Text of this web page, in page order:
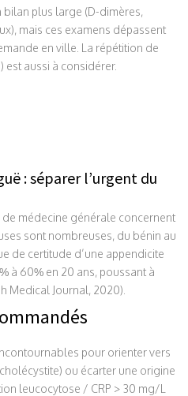
bilan plus large (D-dimères,
mais ces examens dépassent
en ville. La répétition de
est aussi à considérer.
: séparer l’urgent du
médecine générale concernent
sont nombreuses, du bénin au
de certitude d’une appendicite
à 60% en 20 ans, poussant à
Medical Journal, 2020).
pour orienter vers
ou écarter une origine
leucocytose / CRP > 30 mg/L